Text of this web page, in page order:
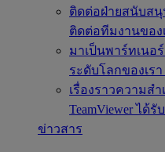
ติดต่อฝ่ายสนับส
ติดต่อทีมงานของ
มาเป็นพาร์ทเนอร์
ระดับโลกของเรา
เรื่องราวความสำ
TeamViewer ได้รับ
ข่าวสาร